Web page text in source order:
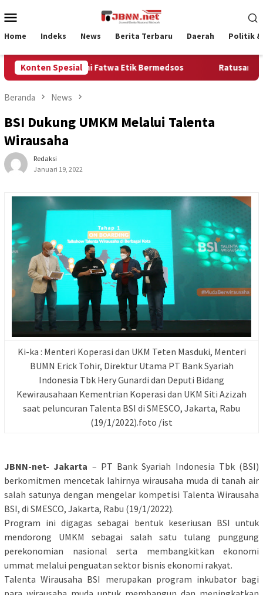
ke
Mobile
Home Indeks News Berita Terbaru Daerah Politik &
Konten Spesial
Wajib Patuhi Fatwa Etik Bermedsos Ratusan Miliar
Beranda News
BSI Dukung UMKM Melalui Talenta
Wirausaha
Redaksi
Januari 19, 2022
Ki-ka : Menteri Koperasi dan UKM Teten Masduki, Menteri
BUMN Erick Tohir, Direktur Utama PT Bank Syariah
Indonesia Tbk Hery Gunardi dan Deputi Bidang
Kewirausahaan Kementrian Koperasi dan UKM Siti Azizah
saat peluncuran Talenta BSI di SMESCO, Jakarta, Rabu
(19/1/2022).foto /ist
JBNN-net- Jakarta – PT Bank Syariah Indonesia Tbk (BSI)
berkomitmen mencetak lahirnya wirausaha muda di tanah air
salah satunya dengan mengelar kompetisi Talenta Wirausaha
BSI, di SMESCO, Jakarta, Rabu (19/1/2022).
Program ini digagas sebagai bentuk keseriusan BSI untuk
mendorong UMKM sebagai salah satu tulang punggung
perekonomian nasional serta membangkitkan ekonomi
ummat melalui penguatan sektor bisnis ekonomi rakyat.
Talenta Wirausaha BSI merupakan program inkubator bagi